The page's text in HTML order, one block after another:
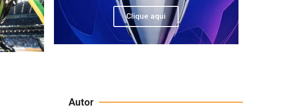
Clique aqui
Autor